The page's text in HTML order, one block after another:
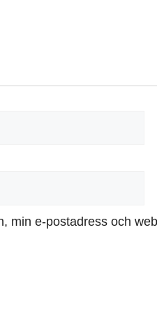
min e-postadress och